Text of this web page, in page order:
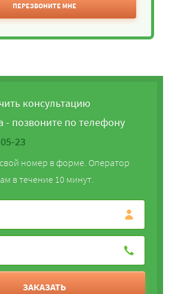
ПЕРЕЗВОНИТЕ МНЕ
консультацию
- позвоните по телефону
23
номер в форме. Оператор
в течение 10 минут.
ЗАКАЗАТЬ